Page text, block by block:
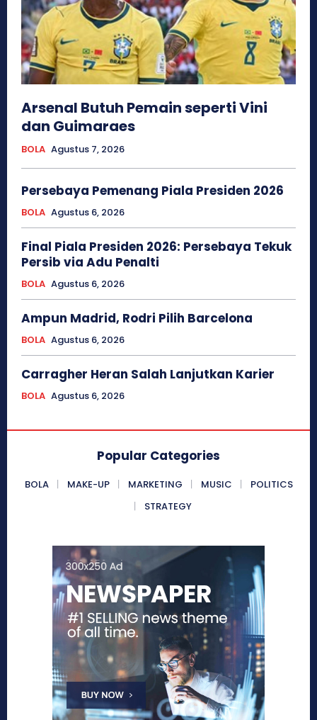
Arsenal Butuh Pemain seperti Vini
dan Guimaraes
BOLA Agustus 7, 2026
Persebaya Pemenang Piala Presiden 2026
BOLA Agustus 6, 2026
Final Piala Presiden 2026: Persebaya Tekuk
Persib via Adu Penalti
BOLA Agustus 6, 2026
Ampun Madrid, Rodri Pilih Barcelona
BOLA Agustus 6, 2026
Carragher Heran Salah Lanjutkan Karier
BOLA Agustus 6, 2026
Popular Categories
BOLA MAKE-UP MARKETING MUSIC
POLITICS
STRATEGY